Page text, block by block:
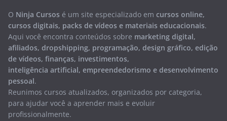
O Ninja Cursos é um site especializado em cursos online,
cursos digitais, packs de vídeos e materiais educacionais.
Aqui você encontra conteúdos sobre marketing digital,
afiliados, dropshipping, programação, design gráfico, edição
de vídeos, finanças, investimentos,
inteligência artificial, empreendedorismo e desenvolvimento
pessoal.
Reunimos cursos atualizados, organizados por categoria,
para ajudar você a aprender mais e evoluir
profissionalmente.